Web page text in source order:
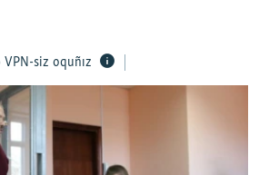
VPN-siz oquñız